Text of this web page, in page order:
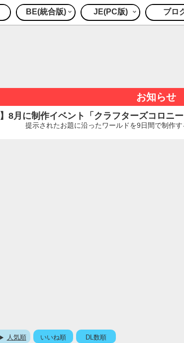
BE(統合版) JE(PC版) ブロ
お知らせ
】8月に制作イベント「クラフターズコロニ
提示されたお題に沿ったワールドを9日間で制作
人気順 いいね順 DL数順